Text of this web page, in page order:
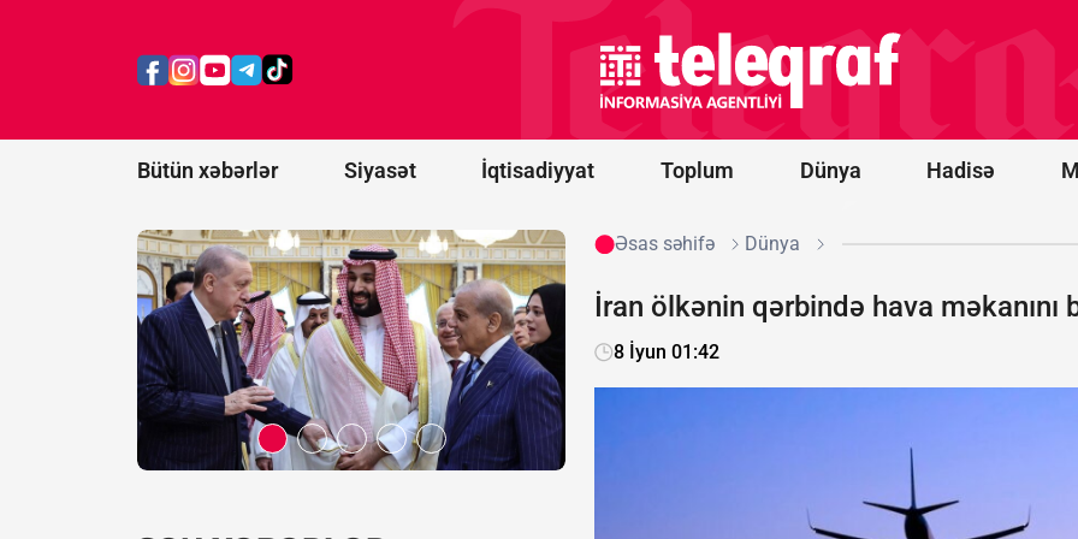
Bütün xəbərlər Siyasət İqtisadiyyat Toplum Dünya Hadisə
Pakistan və
təhdid etdi
ABŞ ilə
danışıqlarda
dondurulmuş
aktivlərin
qaytarılmasını
Əsas səhifə Dünya
İran ölkənin qərbində hava məkanını
8 İyun 01:42